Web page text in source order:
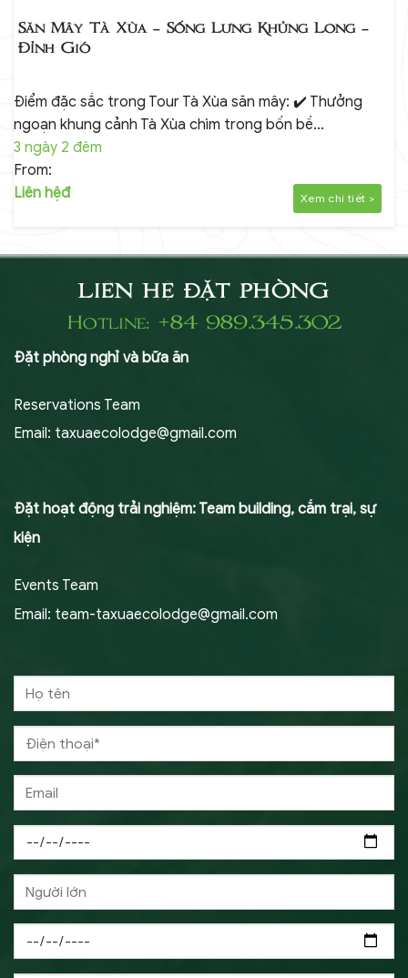
Săn Mây Tà Xùa – Sống Lưng Khủng Long –
Đỉnh Gió
Điểm đặc sắc trong Tour Tà Xùa săn mây: ✔️ Thưởng
ngoạn khung cảnh Tà Xùa chìm trong bốn bề…
3 ngày 2 đêm
From:
Liên hệđ
Xem chi tiết >
LIÊN HỆ ĐẶT PHÒNG
Hotline: +84 989.345.302
Đặt phòng nghỉ và bữa ăn
Reservations Team
Email: taxuaecolodge@gmail.com
Đặt hoạt động trải nghiệm: Team building, cắm trại, sự
kiện
Events Team
Email: team-taxuaecolodge@gmail.com